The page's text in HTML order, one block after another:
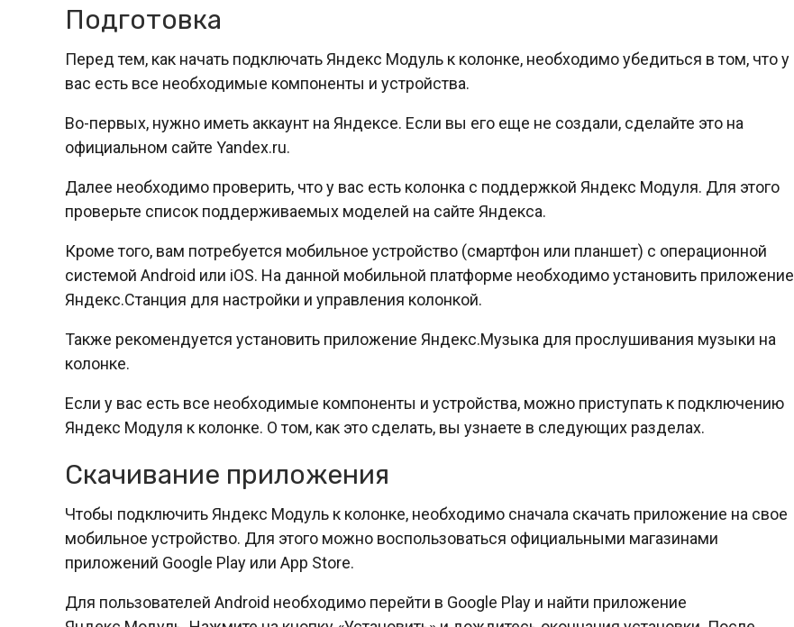
Подготовка
Перед тем, как начать подключать Яндекс Модуль к колонке, необходимо убедиться в том, что у
вас есть все необходимые компоненты и устройства.
Во-первых, нужно иметь аккаунт на Яндексе. Если вы его еще не создали, сделайте это на
официальном сайте Yandex.ru.
Далее необходимо проверить, что у вас есть колонка с поддержкой Яндекс Модуля. Для этого
проверьте список поддерживаемых моделей на сайте Яндекса.
Кроме того, вам потребуется мобильное устройство (смартфон или планшет) с операционной
системой Android или iOS. На данной мобильной платформе необходимо установить приложение
Яндекс.Станция для настройки и управления колонкой.
Также рекомендуется установить приложение Яндекс.Музыка для прослушивания музыки на
колонке.
Если у вас есть все необходимые компоненты и устройства, можно приступать к подключению
Яндекс Модуля к колонке. О том, как это сделать, вы узнаете в следующих разделах.
Скачивание приложения
Чтобы подключить Яндекс Модуль к колонке, необходимо сначала скачать приложение на свое
мобильное устройство. Для этого можно воспользоваться официальными магазинами
приложений Google Play или App Store.
Для пользователей Android необходимо перейти в Google Play и найти приложение